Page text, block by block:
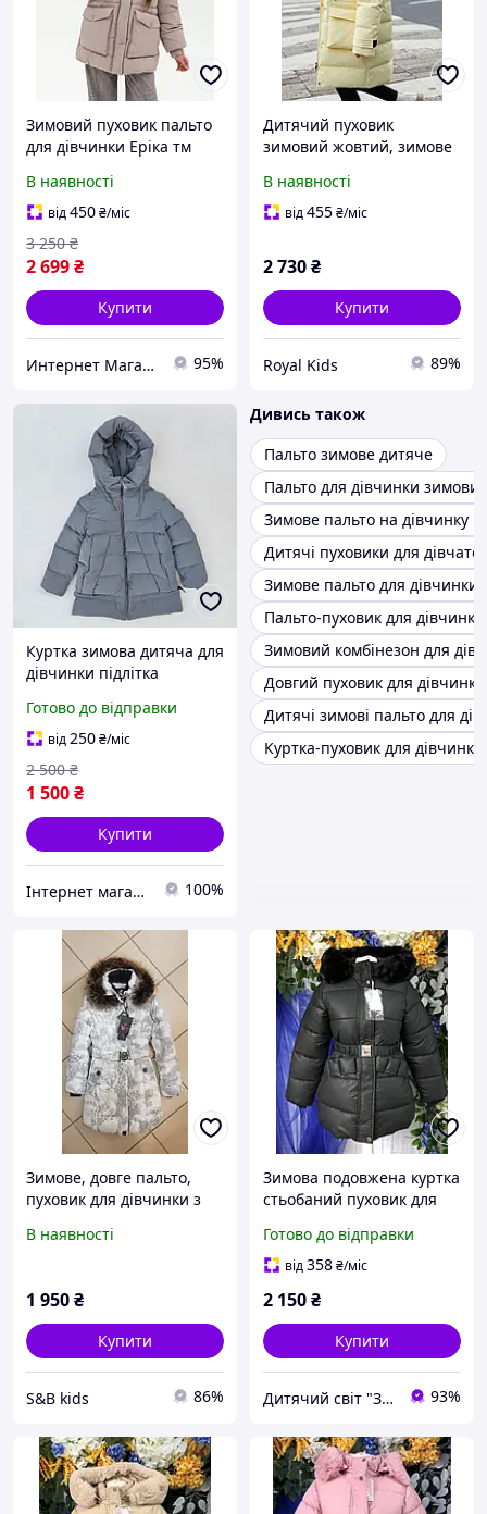
Зимовий пуховик пальто
для дівчинки Еріка тм
В наявності
від450₴/міс
2 699₴
3 250 ₴
Купити
Интернет Магазин Олеся 95%
Дитячий пуховик
зимовий жовтий, зимове
дівчинки, дитяче зимове
пальто жовте
В наявності
від455₴/міс
2 730₴
Купити
Royal Kids 89%
Куртка зимова дитяча для
дівчинки підлітка
пальто 36 38 40 42 розмір
Готово до відправки
від250₴/міс
1 500₴
2 500 ₴
Купити
Інтернет магазин "Модні Діти" 100%
Дивись також
Пальто зимове дитяче
Пальто для дівчинки
Зимове пальто на дівчинку
Дитячі пуховики для дівчаток
Зимове пальто для дівчинки
Пальто-пуховик для дівчинки
Зимовий комбінезон для
Довгий пуховик для дівчинки
Дитячі зимові пальто для
Куртка-пуховик для дівчинки
Зимове, довге пальто,
пуховик для дівчинки з
В наявності
1 950₴
Купити
S&B kids 86%
Зимова подовжена куртка
стьобаний пуховик для
кольору з приталеним
силуетом
Готово до відправки
від358₴/міс
2 150₴
Купити
Дитячий світ "Замок" 93%